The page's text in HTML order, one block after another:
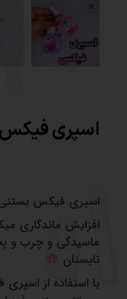
اسپری
اسپری فیکس
افزایش ماندگاری
ماسیدگی و چرب
تابستان
با استفاده از